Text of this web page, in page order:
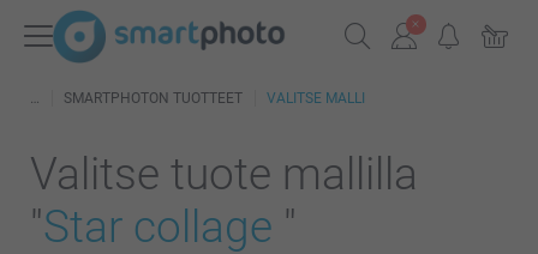
SMARTPHOTON TUOTTEET VALITSE MALLI
Valitse tuote mallilla
"Star collage "